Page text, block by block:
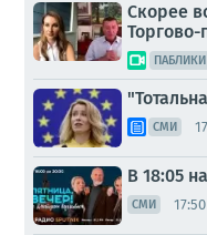
Скорее
ПАБЛИКИ
СМИ
В 18:05
СМИ 17:50